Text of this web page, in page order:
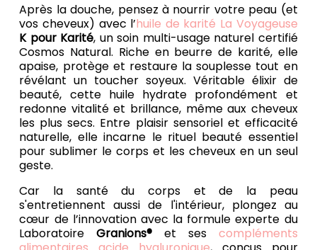
Après la douche, pensez à nourrir votre peau (et
vos cheveux) avec l’huile de karité La Voyageuse
K pour Karité, un soin multi-usage naturel certifié
Cosmos Natural. Riche en beurre de karité, elle
apaise, protège et restaure la souplesse tout en
révélant un toucher soyeux. Véritable élixir de
beauté, cette huile hydrate profondément et
redonne vitalité et brillance, même aux cheveux
les plus secs. Entre plaisir sensoriel et efficacité
naturelle, elle incarne le rituel beauté essentiel
pour sublimer le corps et les cheveux en un seul
geste.
Car la santé du corps et de la peau
s'entretiennent aussi de l'intérieur, plongez au
cœur de l’innovation avec la formule experte du
LaboratoireGranions® et ses compléments